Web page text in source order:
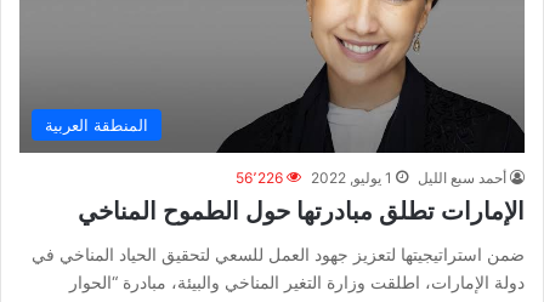
المنطقة العربية
أحمد سبع الليل 1 يوليو, 2022 56٬226
الإمارات تطلق مبادرتها حول الطموح المناخي
ضمن استراتيجيتها لتعزيز جهود العمل للسعي لتحقيق الحياد المناخي في
دولة الإمارات، اطلقت وزارة التغير المناخي والبيئة، مبادرة “الحوار